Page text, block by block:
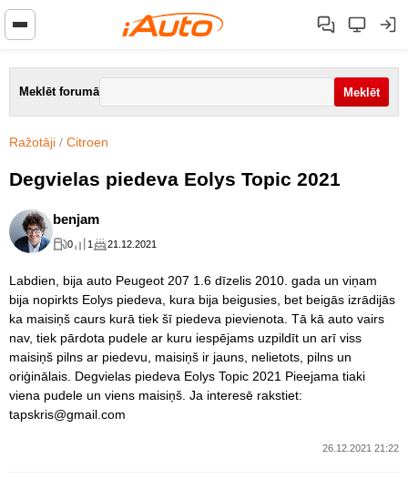
Meklēt forumā
Ražotāji / Citroen
Degvielas piedeva Eolys Topic 2021
benjam
0 1 21.12.2021
Labdien, bija auto Peugeot 207 1.6 dīzelis 2010. gada un viņam
bija nopirkts Eolys piedeva, kura bija beigusies, bet beigās izrādijās
ka maisiņš caurs kurā tiek šī piedeva pievienota. Tā kā auto vairs
nav, tiek pārdota pudele ar kuru iespējams uzpildīt un arī viss
maisiņš pilns ar piedevu, maisiņš ir jauns, nelietots, pilns un
oriģinālais. Degvielas piedeva Eolys Topic 2021 Pieejama tiaki
viena pudele un viens maisiņš. Ja interesē rakstiet:
tapskris@gmail.com
26.12.2021 21:22